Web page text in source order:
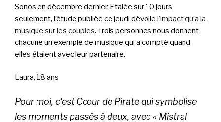
Sonos en décembre dernier. Etalée sur 10 jours
seulement, l’étude publiée ce jeudi dévoile l’impact qu’a la
musique sur les couples. Trois personnes nous donnent
chacune un exemple de musique qui a compté quand
elles étaient avec leur partenaire.
Laura, 18 ans
Pour moi, c’est Cœur de Pirate qui symbolise
les moments passés à deux, avec « Mistral